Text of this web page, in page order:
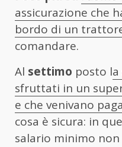
assicurazione che
bordo di un
comandare.
Al settimo posto l
sfruttati in un
e che venivano
cosa è sicura: in
salario minimo non